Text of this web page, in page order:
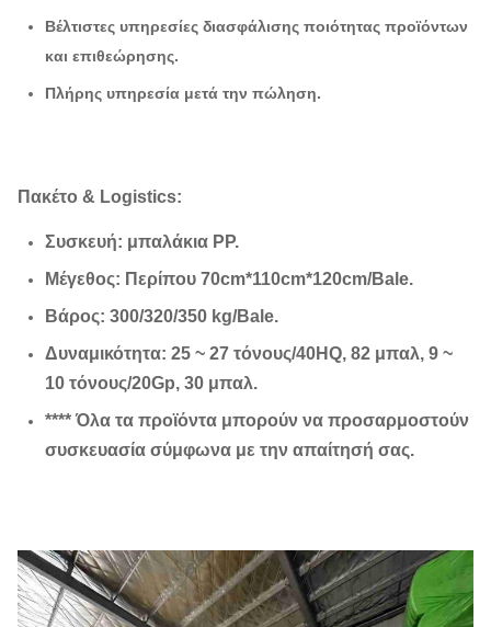
Βέλτιστες υπηρεσίες διασφάλισης ποιότητας προϊόντων
και επιθεώρησης.
Πλήρης υπηρεσία μετά την πώληση.
Πακέτο & Logistics:
Συσκευή: μπαλάκια PP.
Μέγεθος: Περίπου 70cm*110cm*120cm/Bale.
Βάρος: 300/320/350 kg/Bale.
Δυναμικότητα: 25 ~ 27 τόνους/40HQ, 82 μπαλ, 9 ~
10 τόνους/20Gp, 30 μπαλ.
**** Όλα τα προϊόντα μπορούν να προσαρμοστούν
συσκευασία σύμφωνα με την απαίτησή σας.